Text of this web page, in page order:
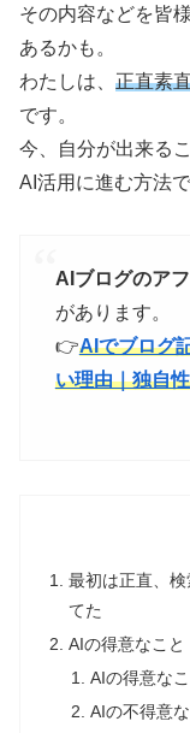
その内容などを皆
あるかも。
わたしは、 正直素
です。
今、自分が出来る
AI活用に進む方法で
AIブログのア
があります。
👉AIでブログ
い理由｜独自
最初は正直、
てた
AIの得意なこと
AIの得意な
AIの不得意